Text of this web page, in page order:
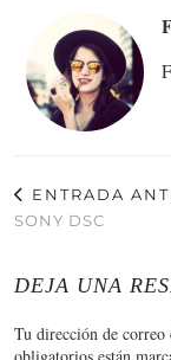
ENTRADA
SONY DSC
DEJA UNA
Tu dirección de correo
obligatorios están